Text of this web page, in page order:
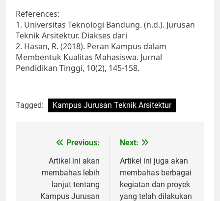
References:
1. Universitas Teknologi Bandung. (n.d.). Jurusan
Teknik Arsitektur. Diakses dari
2. Hasan, R. (2018). Peran Kampus dalam
Membentuk Kualitas Mahasiswa. Jurnal
Pendidikan Tinggi, 10(2), 145-158.
Tagged: Kampus Jurusan Teknik Arsitektur
navigation
Previous:
Artikel ini akan
membahas lebih
lanjut tentang
Kampus Jurusan
Next:
Artikel ini juga akan
membahas berbagai
kegiatan dan proyek
yang telah dilakukan